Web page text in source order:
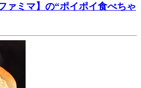
ァミマ】の“ポイポイ食べちゃ